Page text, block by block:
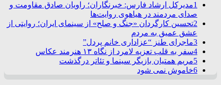
1مدیرکل ارشاد فارس: خبرنگاران؛ راویان صادق مقاومت و
صدای مردمند در هیاهوی روایت‌ها
2تحسین کارگردان «جنگ و صلح» از سینمای ایران؛ روایتی از
عشق عمیق به مردم
3ماجرای طنز “عزاداری خانم پردل”
4سفر به قلب تعزیه لامرد از نگاه ۱۳ هنرمند عکاس
5مریم همتیان بازیگر سینما و تئاتر درگذشت
6خاموش نمی شود